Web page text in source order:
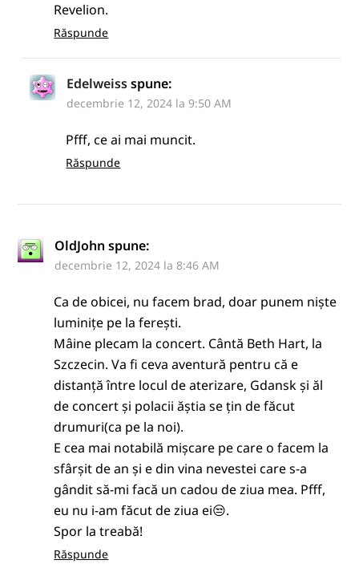
Revelion.
Răspunde
Edelweiss spune:
decembrie 12, 2024 la 9:50 AM
Pfff, ce ai mai muncit.
Răspunde
OldJohn spune:
decembrie 12, 2024 la 8:46 AM
Ca de obicei, nu facem brad, doar punem niște
luminițe pe la ferești.
Mâine plecam la concert. Cântă Beth Hart, la
Szczecin. Va fi ceva aventură pentru că e
distanță între locul de aterizare, Gdansk și ăl
de concert și polacii ăștia se țin de făcut
drumuri(ca pe la noi).
E cea mai notabilă mișcare pe care o facem la
sfârșit de an și e din vina nevestei care s-a
gândit să-mi facă un cadou de ziua mea. Pfff,
eu nu i-am făcut de ziua ei😒.
Spor la treabă!
Răspunde